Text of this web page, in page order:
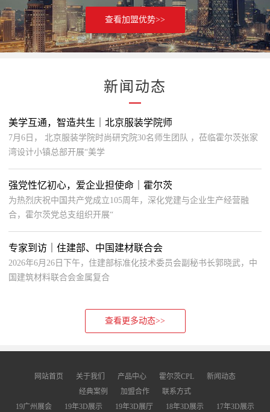
查看加盟优势>>
新闻动态
美学互通，智造共生｜北京服装学院师
7月6日， 北京服装学院时尚研究院30名师生团队 ，莅临霍尔茨张家
湾设计小镇总部开展“美学
强党性忆初心，爱企业担使命｜霍尔茨
为热烈庆祝中国共产党成立105周年，深化党建与企业生产经营融
合，霍尔茨党总支组织开展“
专家到访｜住建部、中国建材联合会
2026年6月26日下午，住建部标准化技术委员会副秘书长郭晓武，中
国建筑材料联合会金属复合
查看更多动态>>
网站首页 关于我们 产品中心 霍尔茨CPL
新闻动态
经典案例
加盟合作
联系方式
19广州展会
19年3D展示 19年3D展厅 18年3D展示 17年3D展示